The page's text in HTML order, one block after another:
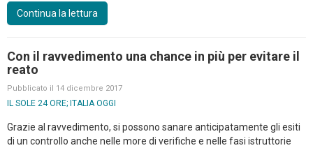
Continua la lettura
Con il ravvedimento una chance in più per evitare il
reato
Pubblicato il 14 dicembre 2017
IL SOLE 24 ORE; ITALIA OGGI
Grazie al ravvedimento, si possono sanare anticipatamente gli esiti
di un controllo anche nelle more di verifiche e nelle fasi istruttorie